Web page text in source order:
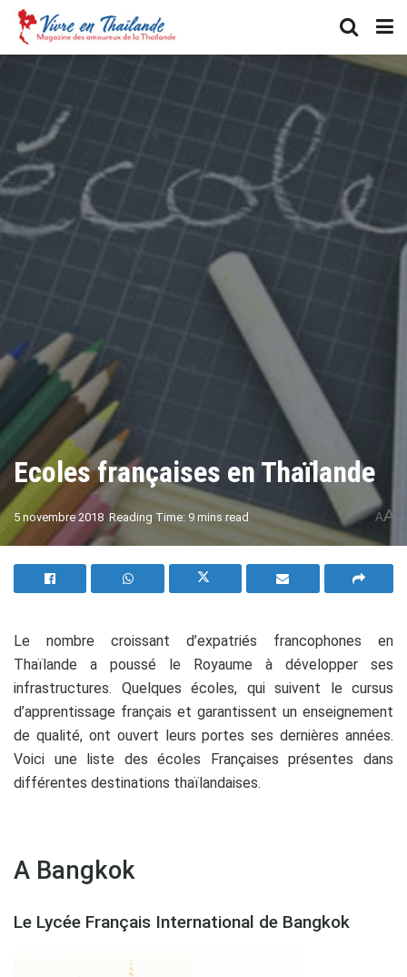
Ecoles françaises en Thaïlande
5 novembre 2018 Reading Time: 9 mins read AA
Le nombre croissant d’expatriés francophones en
Thaïlande a poussé le Royaume à développer ses
infrastructures. Quelques écoles, qui suivent le cursus
d’apprentissage français et garantissent un enseignement
de qualité, ont ouvert leurs portes ses dernières années.
Voici une liste des écoles Françaises présentes dans
différentes destinations thaïlandaises.
A Bangkok
Le Lycée Français International de Bangkok